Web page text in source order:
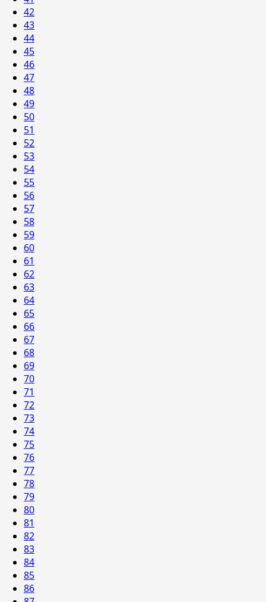
42
43
44
45
46
47
48
49
50
51
52
53
54
55
56
57
58
59
60
61
62
63
64
65
66
67
68
69
70
71
72
73
74
75
76
77
78
79
80
81
82
83
84
85
86